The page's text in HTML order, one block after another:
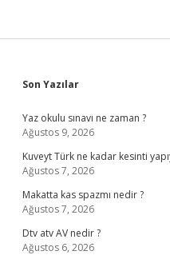
Sidebar
Son Yazılar
Yaz okulu sınavı ne zaman ?
Ağustos 9, 2026
Kuveyt Türk ne kadar kesinti
Ağustos 7, 2026
Makatta kas spazmı nedir ?
Ağustos 7, 2026
Dtv atv AV nedir ?
Ağustos 6, 2026